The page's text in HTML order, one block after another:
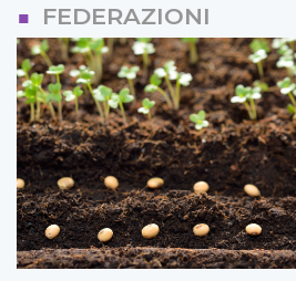
FEDERAZIONI